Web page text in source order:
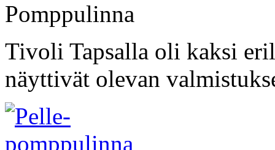
Pomppulinna
Tivoli Tapsalla oli kaksi
näyttivät olevan